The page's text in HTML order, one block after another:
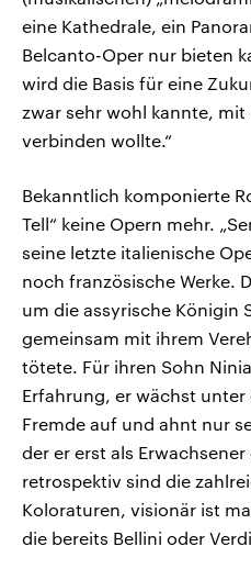
eine Kathedrale, ein
Belcanto-Oper nur bieten
wird die Basis für eine
zwar sehr wohl kannte,
verbinden wollte.“
Bekanntlich komponierte
Tell“ keine Opern mehr.
seine letzte italienische
noch französische Werke.
um die assyrische Königin
gemeinsam mit ihrem
tötete. Für ihren Sohn
Erfahrung, er wächst
Fremde auf und ahnt nur
der er erst als
retrospektiv sind die
Koloraturen, visionär ist
die bereits Bellini oder